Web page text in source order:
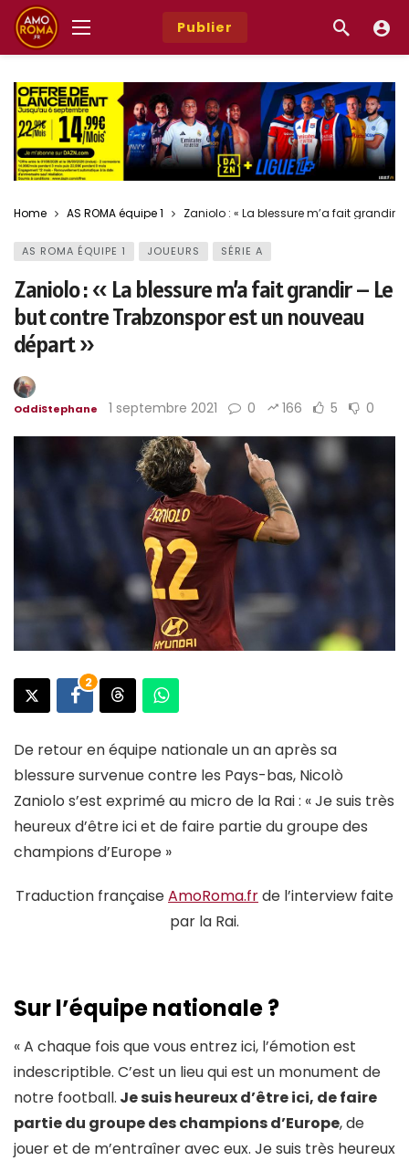
Publier
Home AS ROMA équipe 1 Zaniolo : « La blessure m’a fait grandir
AS ROMA ÉQUIPE 1 JOUEURS SÉRIE A
Zaniolo : « La blessure m’a fait grandir – Le
but contre Trabzonspor est un nouveau
départ »
OddiStephane 1 septembre 2021 0 166 5 0
2
De retour en équipe nationale un an après sa
blessure survenue contre les Pays-bas, Nicolò
Zaniolo s’est exprimé au micro de la Rai : « Je suis très
heureux d’être ici et de faire partie du groupe des
champions d’Europe »
Traduction françaiseAmoRoma.frde l’interview faite
par la Rai.
Sur l’équipe nationale ?
« A chaque fois que vous entrez ici, l’émotion est
indescriptible. C’est un lieu qui est un monument de
notre football. Je suis heureux d’être ici, de faire
partie du groupe des champions d’Europe, de
jouer et de m’entraîner avec eux. Je suis très heureux